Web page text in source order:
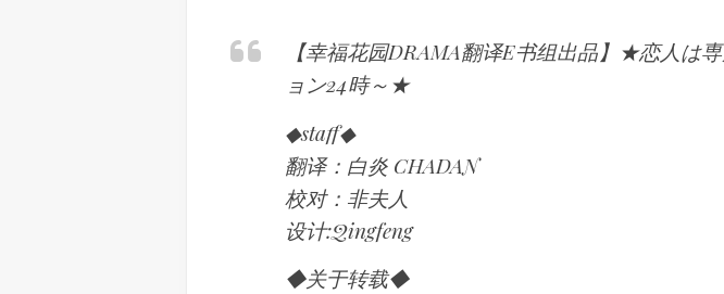
【幸福花园DRAMA翻译E书组出品】★恋人は
ョン24時～★
◆staff◆
翻译：白炎 CHADAN
校对：非夫人
设计:Qingfeng
◆关于转载◆